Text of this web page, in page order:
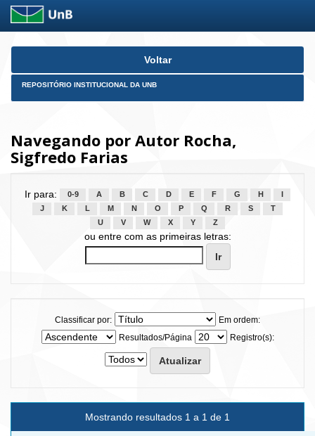
Skip
Voltar
REPOSITÓRIO INSTITUCIONAL DA UNB
Navegando por Autor Rocha,
Sigfredo Farias
Ir para: 0-9 A B C D E F G H
J
K L M N O P Q R S
T
U
V W X Y Z
ou entre com as primeiras letras:
Classificar por:
Em ordem:
Resultados/Página
Registro(s):
Mostrando resultados 1 a 1 de 1